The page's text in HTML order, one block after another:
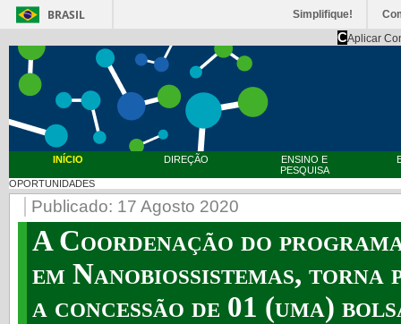
BRASIL Simplifique!
CAplicar
INÍCIO DIREÇÃO
ENSINO E
PESQUISA
OPORTUNIDADES
Publicado: 17 Agosto 2020
A Coordenação do
em Nanobiossistemas,
a concessão de 01 (uma)